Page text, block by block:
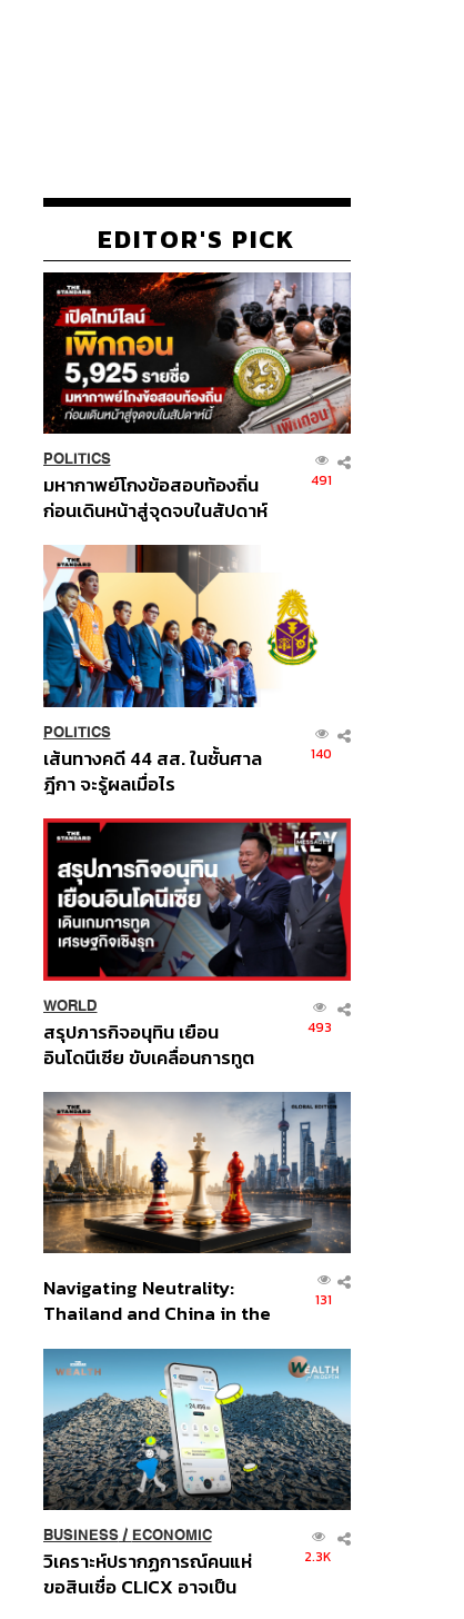
EDITOR'S PICK
POLITICS
มหากาพย์โกงข้อสอบท้องถิ่น
ก่อนเดินหน้าสู่จุดจบในสัปดาห์
491
POLITICS
เส้นทางคดี 44 สส. ในชั้นศาล
ฎีกา จะรู้ผลเมื่อไร
140
WORLD
สรุปภารกิจอนุทิน เยือน
อินโดนีเซีย ขับเคลื่อนการทูต
ส่วนยุทธศาสตร์ไทย –
อินโดนีเซีย
493
Navigating Neutrality:
Thailand and China in the
Order
131
BUSINESS/ ECONOMIC
วิเคราะห์ปรากฏการณ์คนแห่
ขอสินเชื่อ CLICX อาจเป็น
2.3K